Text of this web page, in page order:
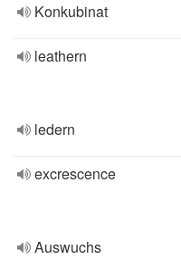
Konkubinat
leathern
ledern
excrescence
Auswuchs